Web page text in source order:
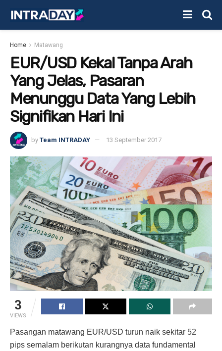
Home Matawang
EUR/USD Kekal Tanpa Arah
Yang Jelas, Pasaran
Menunggu Data Yang Lebih
Signifikan Hari Ini
by Team INTRADAY 13 September 2017
3
VIEWS
Pasangan matawang EUR/USD turun naik sekitar 52
pips semalam berikutan kurangnya data fundamental